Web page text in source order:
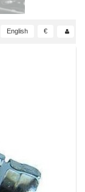
English €